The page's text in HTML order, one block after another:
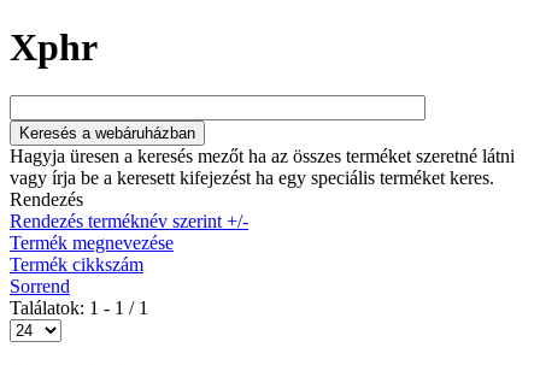
Xphr
Hagyja üresen a keresés mezőt ha az összes terméket szeretné látni
vagy írja be a keresett kifejezést ha egy speciális terméket keres.
Rendezés
Rendezés terméknév szerint +/-
Termék megnevezése
Termék cikkszám
Sorrend
Találatok: 1 - 1 / 1